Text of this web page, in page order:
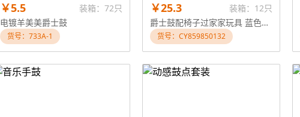
￥5.5
装箱：72只
电镀羊美美爵士鼓
货号：733A-1
￥25.3
装箱：12只
爵士鼓配椅子过家家玩具 蓝色红色
货号：CY859850132